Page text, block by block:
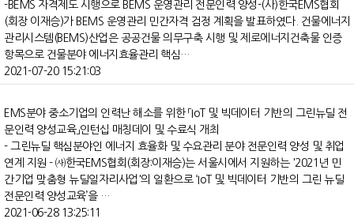
-BEMS 자격제도 시행으로 BEMS 운영관리 전문인력 양성-(사)한국EMS협회
(회장 이재승)가 BEMS 운영관리 민간자격 검정 계획을 발표하였다. 건물에너지
관리시스템(BEMS)산업은 공공건물 의무구축 시행 및 제로에너지건축물 인증
항목으로 건물분야 에너지효율관리 핵심…
2021-07-20 15:21:03
EMS분야 중소기업의 인력난 해소를 위한 「IoT 및 빅데이터 기반의 그린뉴딜 전
문인력 양성교육」인턴십 매칭데이 및 수료식 개최
- 그린뉴딜 핵심분야인 에너지 효율화 및 수요관리 분야 전문인력 양성 및 취업
연계 지원 - ㈔한국EMS협회(회장:이재승)는 서울시에서 지원하는 '2021년 민
간기업 맞춤형 뉴딜일자리사업'의 일환으로 ‘IoT 및 빅데이터 기반의 그린 뉴딜
전문인력 양성교육’을 …
2021-06-28 13:25:11